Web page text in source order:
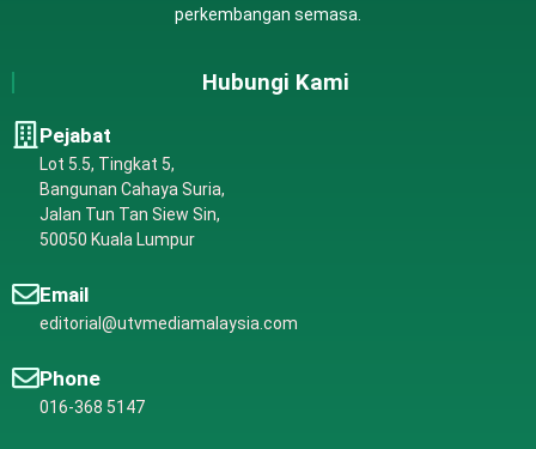
perkembangan semasa.
Hubungi Kami
Pejabat
Lot 5.5, Tingkat 5,
Bangunan Cahaya Suria,
Jalan Tun Tan Siew Sin,
50050 Kuala Lumpur
Email
editorial@utvmediamalaysia.com
Phone
016-368 5147